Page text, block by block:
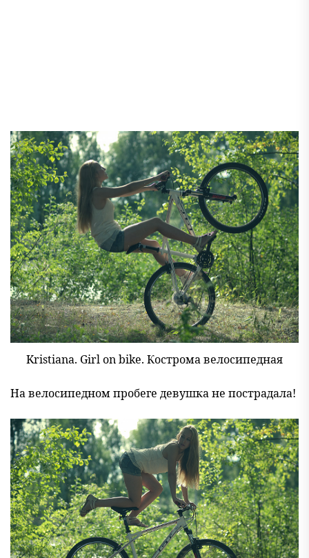
Kristiana. Girl on bike. Кострома велосипедная
На велосипедном пробеге девушка не пострадала!